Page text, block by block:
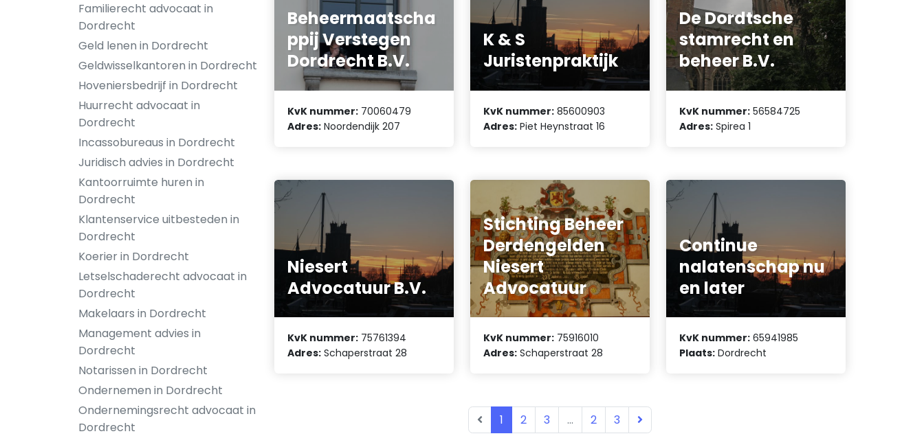
Familierecht advocaat in
Dordrecht
Geld lenen in Dordrecht
Geldwisselkantoren in Dordrecht
Hoveniersbedrijf in Dordrecht
Huurrecht advocaat in
Dordrecht
Incassobureaus in Dordrecht
Juridisch advies in Dordrecht
Kantoorruimte huren in
Dordrecht
Klantenservice uitbesteden in
Dordrecht
Koerier in Dordrecht
Letselschaderecht advocaat in
Dordrecht
Makelaars in Dordrecht
Management advies in
Dordrecht
Notarissen in Dordrecht
Ondernemen in Dordrecht
Ondernemingsrecht advocaat in
Dordrecht
Beheermaatscha
ppij Verstegen
Dordrecht B.V.
KvK nummer: 70060479
Adres: Noordendijk 207
K & S
Juristenpraktijk
KvK nummer: 85600903
Adres: Piet Heynstraat 16
De Dordtsche
stamrecht en
beheer B.V.
KvK nummer: 56584725
Adres: Spirea 1
Niesert
Advocatuur B.V.
KvK nummer: 75761394
Adres: Schaperstraat 28
Stichting Beheer
Derdengelden
Niesert
Advocatuur
KvK nummer: 75916010
Adres: Schaperstraat 28
Continue
nalatenschap nu
en later
KvK nummer: 65941985
Plaats: Dordrecht
1 2 3 ... 2 3